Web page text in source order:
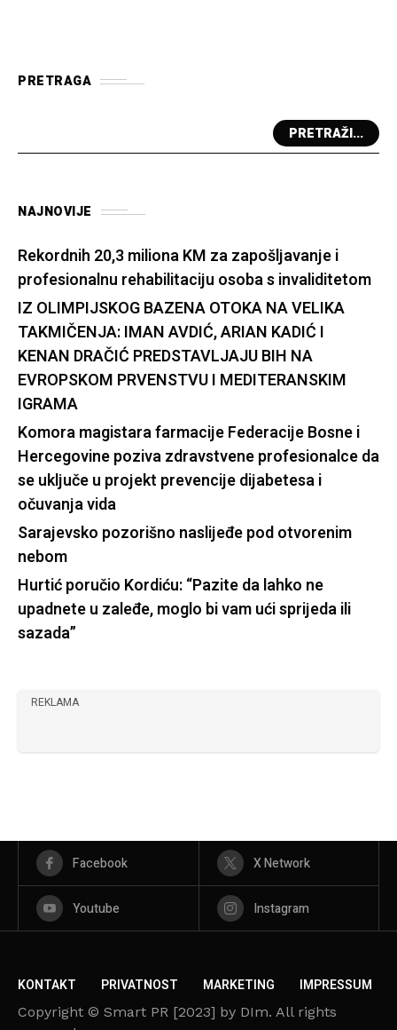
PRETRAGA
PRETRAŽI...
NAJNOVIJE
Rekordnih 20,3 miliona KM za zapošljavanje i
profesionalnu rehabilitaciju osoba s invaliditetom
IZ OLIMPIJSKOG BAZENA OTOKA NA VELIKA
TAKMIČENJA: IMAN AVDIĆ, ARIAN KADIĆ I
KENAN DRAČIĆ PREDSTAVLJAJU BIH NA
EVROPSKOM PRVENSTVU I MEDITERANSKIM
IGRAMA
Komora magistara farmacije Federacije Bosne i
Hercegovine poziva zdravstvene profesionalce da
se uključe u projekt prevencije dijabetesa i
očuvanja vida
Sarajevsko pozorišno naslijeđe pod otvorenim
nebom
Hurtić poručio Kordiću: “Pazite da lahko ne
upadnete u zaleđe, moglo bi vam ući sprijeda ili
sazada”
REKLAMA
Facebook X Network
Youtube Instagram
KONTAKT PRIVATNOST MARKETING IMPRESSUM
Copyright © Smart PR [2023] by DIm. All rights